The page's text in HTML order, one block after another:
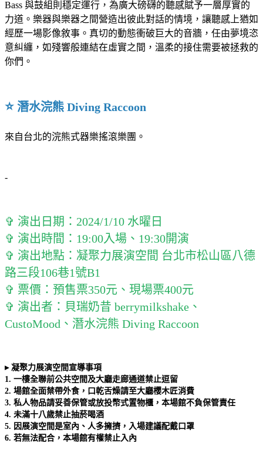
Bass 與鼓組則穩定運行，為廣大磅礴的聽感賦予一層厚實的
力道。樂器與樂器之間營造出彼此對話的情境，讓聽感上猶如
經歷一場影像敘事。真切的動態衝破巨大的音牆，任由夢境恣
意糾纏，如殘響般連結在虛實之間，溫柔的接住需要被拯救的
你們。
⭐️ 潛水浣熊 Diving Raccoon
來自台北的浣熊式器樂搖滾樂團。
-
✞ 演出日期：2024/1/10 水曜日
✞ 演出時間：19:00入場、19:30開演
✞ 演出地點：凝聚力展演空間 台北市松山區八德
路三段106巷1號B1
✞ 票價：預售票350元、現場票400元
✞ 演出者：貝瑞奶昔 berrymilkshake、
CustoMood、潛水浣熊 Diving Raccoon
▸ 凝聚力展演空間宣導事項
1. 一樓全聯前公共空間及大廳走廊通道禁止逗留
2. 場館全面禁帶外食，口乾舌燥請至大廳櫻木匠消費
3. 私人物品請妥善保管或放投幣式置物櫃，本場館不負保管責任
4. 未滿十八歲禁止抽菸喝酒
5. 因展演空間是室內、人多擁擠，入場建議配戴口罩
6. 若無法配合，本場館有權禁止入內